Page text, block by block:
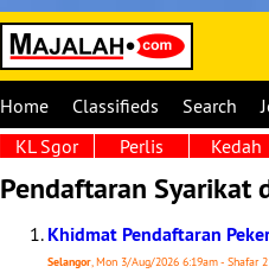
Home Classifieds Search
KL Sgor
Perlis Kedah
Pendaftaran Syarikat
Khidmat Pendaftaran
Selangor, Mon 3/Aug/2026 6:19am - Shafar 2